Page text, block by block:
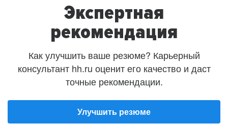
Экспертная
рекомендация
Как улучшить ваше резюме? Карьерный
консультант hh.ru оценит его качество и даст
точные рекомендации.
Улучшить резюме